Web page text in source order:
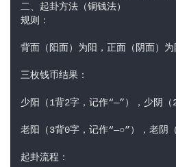
二、起卦方法（铜钱法）
规则：
背面（阳面）为阳，正面（阴面）为
三枚钱币结果：
少阳（1背2字，记作“—”），少阴
老阳（3背0字，记作“—○”），老阴
起卦流程：